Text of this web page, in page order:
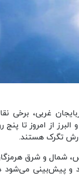
غربی، برخی نقاط
از امروز تا پنج روز
تگرک هستند.
شمال و شرق هرمزگان
و پیش‌بینی می‌شود در